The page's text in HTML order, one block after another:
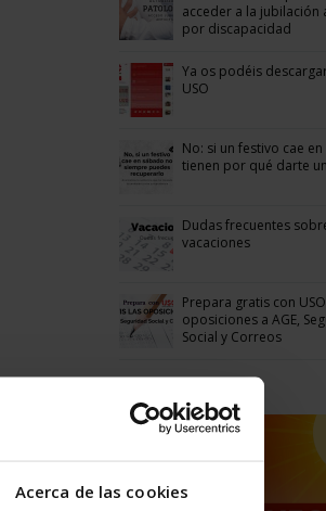
Acerca de las cookies
acceder a la jubilación
por discapacidad
Ya os podéis
USO
No: si un festivo cae
tienen por qué darte
Dudas frecuentes
vacaciones
Prepara gratis con
oposiciones a AGE,
Social y Correos